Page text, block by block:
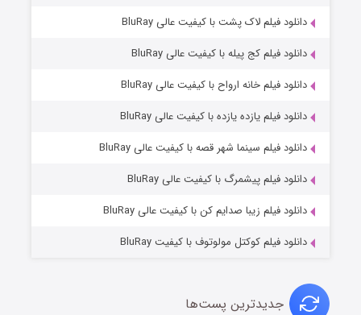
دانلود فیلم لاک پشت با کیفیت عالی BluRay
دانلود فیلم کج‌ پیله با کیفیت عالی BluRay
دانلود فیلم خانه ارواح با کیفیت عالی BluRay
دانلود فیلم یازده یازده با کیفیت عالی BluRay
دانلود فیلم سینما شهر قصه با کیفیت عالی BluRay
دانلود فیلم پیشمرگ با کیفیت عالی BluRay
دانلود فیلم زیبا صدایم کن با کیفیت عالی BluRay
دانلود فیلم کوکتل مولوتوف با کیفیت BluRay
جدیدترین پست‌ها